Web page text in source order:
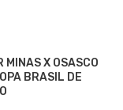
MINAS X OSASCO
BRASIL DE